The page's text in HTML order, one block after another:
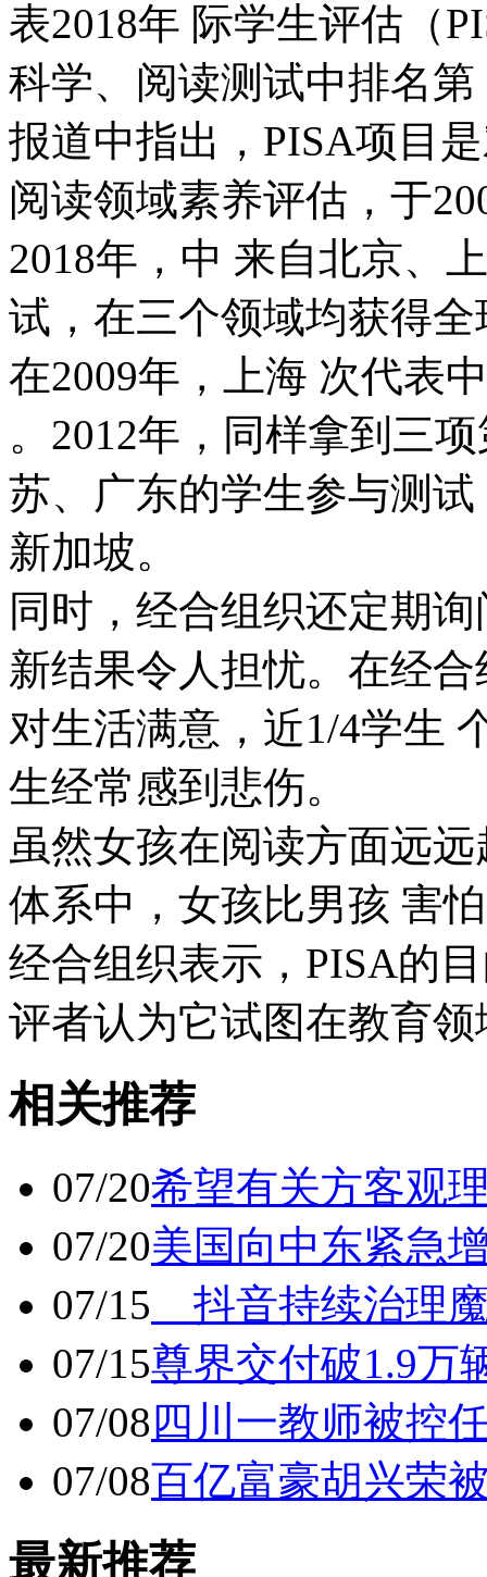
表2018年 际学生评估（
科学、阅读测试中排名
报道中指出，PISA项目
阅读领域素养评估，于
2018年，中 来自北京、
试，在三个领域均获得
在2009年，上海 次代表
。2012年，同样拿到三
苏、广东的学生参与测
新加坡。
同时，经合组织还定期
新结果令人担忧。在经
对生活满意，近1/4学生
生经常感到悲伤。
虽然女孩在阅读方面远
体系中，女孩比男孩 害
经合组织表示，PISA的
评者认为它试图在教育
相关推荐
07/20希望有关方客观
07/20美国向中东紧急
07/15 抖音持续治理
07/15尊界交付破1.9万
07/08 四川一教师被控
07/08百亿富豪胡兴荣
最新推荐